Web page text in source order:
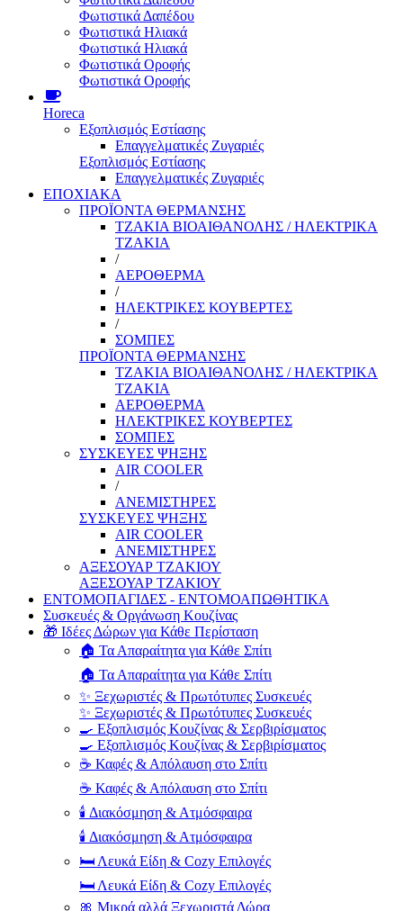
Φωτιστικά Δαπέδου
Φωτιστικά Ηλιακά
Φωτιστικά Ηλιακά
Φωτιστικά Οροφής
Φωτιστικά Οροφής
Horeca
Εξοπλισμός Εστίασης
Επαγγελματικές Ζυγαριές
Εξοπλισμός Εστίασης
Επαγγελματικές Ζυγαριές
ΕΠΟΧΙΑΚΑ
ΠΡΟΪΟΝΤΑ ΘΕΡΜΑΝΣΗΣ
ΤΖΑΚΙΑ ΒΙΟΑΙΘΑΝΟΛΗΣ / ΗΛΕΚΤΡΙΚΑ
ΤΖΑΚΙΑ
/
ΑΕΡΟΘΕΡΜΑ
/
ΗΛΕΚΤΡΙΚΕΣ ΚΟΥΒΕΡΤΕΣ
/
ΣΟΜΠΕΣ
ΠΡΟΪΟΝΤΑ ΘΕΡΜΑΝΣΗΣ
ΤΖΑΚΙΑ ΒΙΟΑΙΘΑΝΟΛΗΣ / ΗΛΕΚΤΡΙΚΑ
ΤΖΑΚΙΑ
ΑΕΡΟΘΕΡΜΑ
ΗΛΕΚΤΡΙΚΕΣ ΚΟΥΒΕΡΤΕΣ
ΣΟΜΠΕΣ
ΣΥΣΚΕΥΕΣ ΨΗΞΗΣ
AIR COOLER
/
ΑΝΕΜΙΣΤΗΡΕΣ
ΣΥΣΚΕΥΕΣ ΨΗΞΗΣ
AIR COOLER
ΑΝΕΜΙΣΤΗΡΕΣ
ΑΞΕΣΟΥΑΡ ΤΖΑΚΙΟΥ
ΑΞΕΣΟΥΑΡ ΤΖΑΚΙΟΥ
ΕΝΤΟΜΟΠΑΓΙΔΕΣ - ΕΝΤΟΜΟΑΠΩΘΗΤΙΚΑ
Συσκευές & Οργάνωση Κουζίνας
🎁 Ιδέες Δώρων για Κάθε Περίσταση
🏠 Τα Απαραίτητα για Κάθε Σπίτι
🏠 Τα Απαραίτητα για Κάθε Σπίτι
✨ Ξεχωριστές & Πρωτότυπες Συσκευές
✨ Ξεχωριστές & Πρωτότυπες Συσκευές
🍳 Εξοπλισμός Κουζίνας & Σερβιρίσματος
🍳 Εξοπλισμός Κουζίνας & Σερβιρίσματος
☕ Καφές & Απόλαυση στο Σπίτι
☕ Καφές & Απόλαυση στο Σπίτι
🕯️ Διακόσμηση & Ατμόσφαιρα
🕯️ Διακόσμηση & Ατμόσφαιρα
🛏️ Λευκά Είδη & Cozy Επιλογές
🛏️ Λευκά Είδη & Cozy Επιλογές
🎀 Μικρά αλλά Ξεχωριστά Δώρα